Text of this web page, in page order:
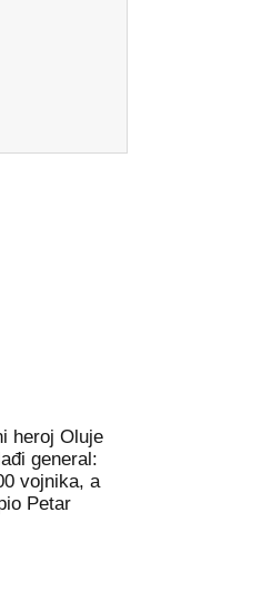
heroj Oluje
general:
vojnika, a
Petar